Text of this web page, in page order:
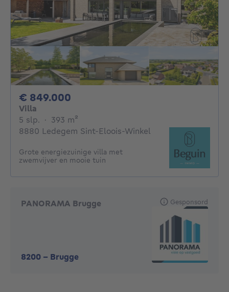
€ 849.000
Villa
5 slp. 5 slaapkamers
· 393 m²
8880 Ledegem Sint-Eloois-Winkel
Grote energiezuinige villa met
zwemvijver en mooie tuin
PANORAMA Brugge
8200 - Brugge
Gesponsord